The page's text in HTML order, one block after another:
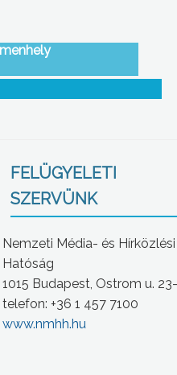
FELÜGYELETI
SZERVÜNK
Nemzeti Média- és Hírközlési
Hatóság
1015 Budapest, Ostrom u.
telefon: +36 1 457 7100
www.nmhh.hu